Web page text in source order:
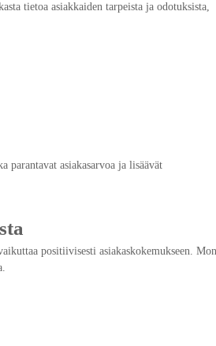
tietoa asiakkaiden tarpeista ja odotuksista,
parantavat asiakasarvoa ja lisäävät
positiivisesti asiakaskokemukseen.